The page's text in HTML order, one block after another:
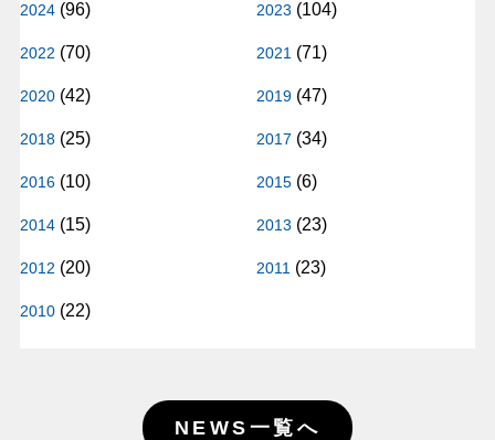
2024(96) 2023 (104)
2022 (70) 2021 (71)
2020(42) 2019 (47)
2018(25) 2017 (34)
2016(10) 2015 (6)
2014(15) 2013 (23)
2012 (20) 2011 (23)
2010(22)
NEWS一覧へ